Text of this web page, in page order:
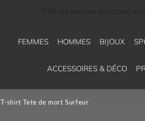
FEMMES HOMMES BIJOUX
ACCESSOIRES & DÉCO
T-shirt Tete de mort Surfeur